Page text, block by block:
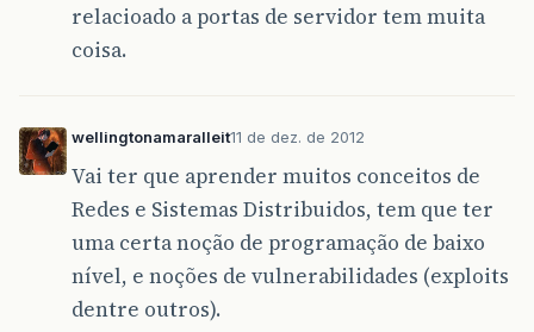
relacioado a portas de servidor tem muita
coisa.
wellingtonamaralleit11 de dez. de 2012
Vai ter que aprender muitos conceitos de
Redes e Sistemas Distribuidos, tem que ter
uma certa noção de programação de baixo
nível, e noções de vulnerabilidades (exploits
dentre outros).